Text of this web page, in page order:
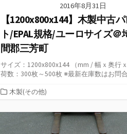
2016年8月31日
【1200x800x144】木製中古
ト/EPAL規格/ユーロサイズ＠
間郡三芳町
サイズ：1200x800x144 （mm / 幅ｘ奥行
荷数：300枚～500枚 ※最新在庫数はお問
カ
ゴ
木製(その他)